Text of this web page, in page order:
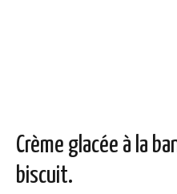
Crème glacée à la
biscuit.